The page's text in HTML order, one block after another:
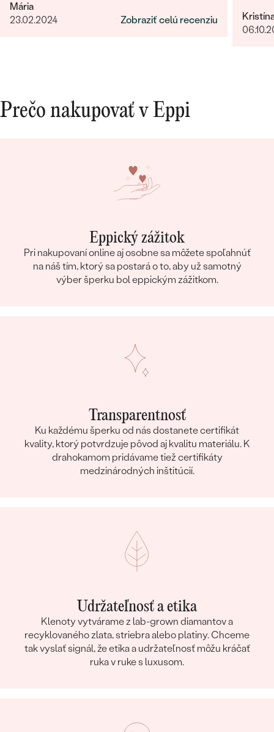
Mária
23.02.2024
Zobraziť celú recenziu
Prečo nakupovať v Eppi
Eppický zážitok
Pri nakupovaní online aj osobne sa môžete spoľahnúť
na náš tím, ktorý sa postará o to, aby už samotný
výber šperku bol eppickým zážitkom.
Transparentnosť
Ku každému šperku od nás dostanete certifikát
kvality, ktorý potvrdzuje pôvod aj kvalitu materiálu. K
drahokamom pridávame tiež certifikáty
medzinárodných inštitúcií.
Udržateľnosť a etika
Klenoty vytvárame z lab-grown diamantov a
recyklovaného zlata, striebra alebo platiny. Chceme
tak vyslať signál, že etika a udržateľnosť môžu kráčať
ruka v ruke s luxusom.